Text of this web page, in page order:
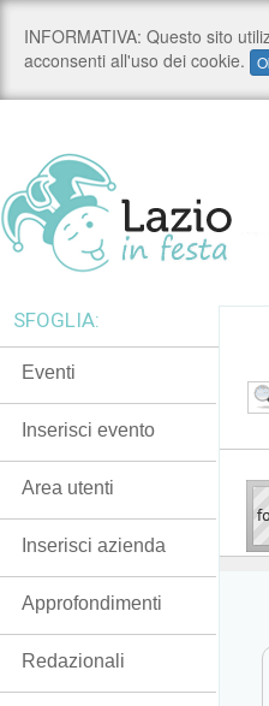
SFOGLIA:
Eventi
Inserisci evento
Area utenti
Inserisci azienda
Approfondimenti
Redazionali